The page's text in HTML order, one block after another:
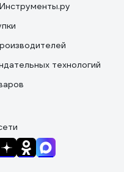
технологий